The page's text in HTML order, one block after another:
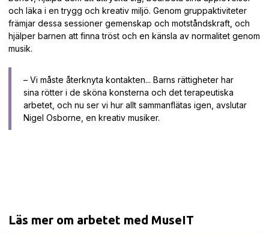
och läka i en trygg och kreativ miljö. Genom gruppaktiviteter
främjar dessa sessioner gemenskap och motståndskraft, och
hjälper barnen att finna tröst och en känsla av normalitet genom
musik.
– Vi måste återknyta kontakten... Barns rättigheter har
sina rötter i de sköna konsterna och det terapeutiska
arbetet, och nu ser vi hur allt sammanflätas igen, avslutar
Nigel Osborne, en kreativ musiker.
Läs mer om arbetet med MuseIT